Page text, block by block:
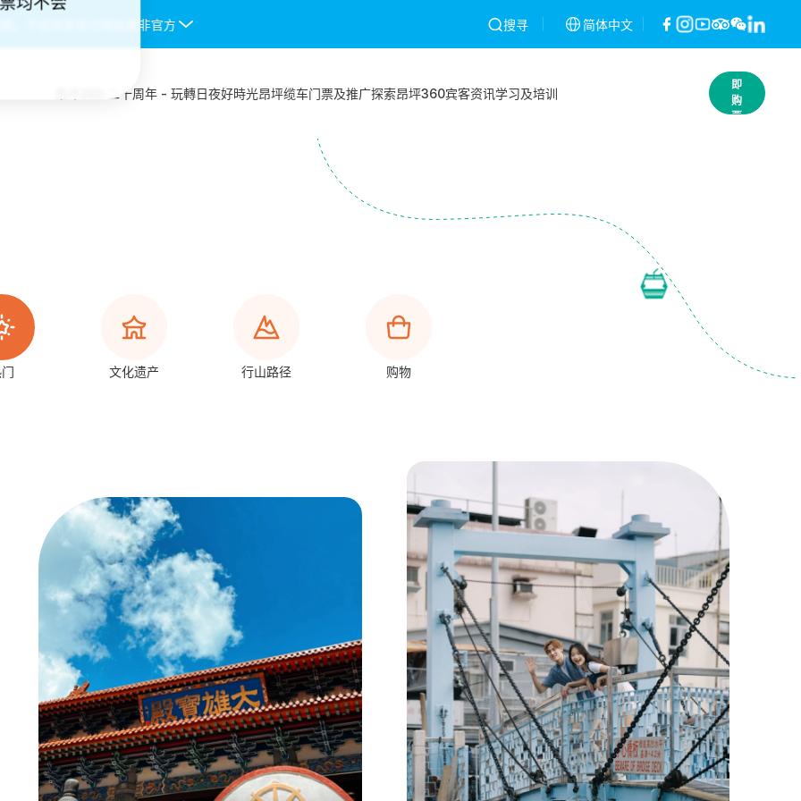
任何非官方网站或非官方授权渠道购入的缆车门票均不会被接受，一经发现将予以作废，不作退款。条款及细则 昂坪360就2026年2月26日
搜寻 简体中文
昂坪360 二十周年 - 玩轉日夜好時光昂坪缆车门票及推广探索昂坪360宾客资讯学习及培训
立
即
购
票
文化遗产 行山路径 购物